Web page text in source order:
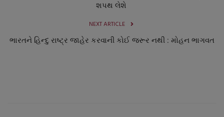
શપથ લેશે
NEXT ARTICLE
ભારતને હિન્દુ રાષ્ટ્ર જાહેર કરવાની કોઈ જરૂર નથી : મોહન ભાગવત